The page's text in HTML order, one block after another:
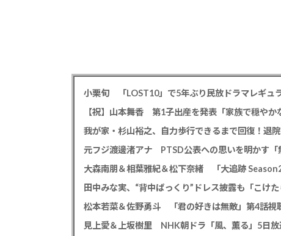
小栗旬 「LOST10」で5年ぶり民放ドラマレギュ
【祝】山本舞香 第1子出産を発表「家族で穏や
我が家・杉山裕之、自力歩行できるまで回復！退
大森南朋＆相葉雅紀＆松下奈緒 「大追跡
田中みな実、“背中ぱっくり”ドレス披露も「こけ
松本若菜＆佐野勇斗 「君の好きは無敵」第4話視
見上愛＆上坂樹里 NHK朝ドラ「風、薫る」5日